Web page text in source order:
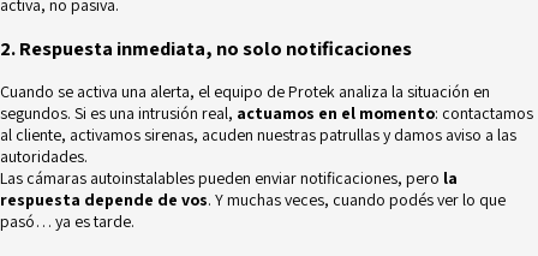
activa, no pasiva.
2. Respuesta inmediata, no solo notificaciones
Cuando se activa una alerta, el equipo de Protek analiza la situación en
segundos. Si es una intrusión real, actuamos en el momento: contactamos
al cliente, activamos sirenas, acuden nuestras patrullas y damos aviso a las
autoridades.
Las cámaras autoinstalables pueden enviar notificaciones, pero la
respuesta depende de vos. Y muchas veces, cuando podés ver lo que
pasó… ya es tarde.